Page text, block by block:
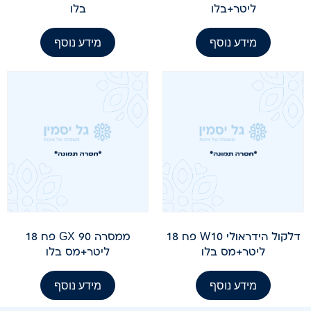
ליטר+בלו
מידע נוסף
בלו
מידע נוסף
דלקול הידראולי W10 פח 18
ליטר+מס בלו
מידע נוסף
ממסרה GX 90 פח 18
ליטר+מס בלו
מידע נוסף